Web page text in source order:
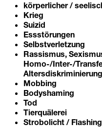
körperlicher /
Krieg
Suizid
Essstörungen
Selbstverletzung
Rassismus,
Homo-/Inter-/
Altersdiskriminierung
Mobbing
Bodyshaming
Tod
Tierquälerei
Strobolicht /